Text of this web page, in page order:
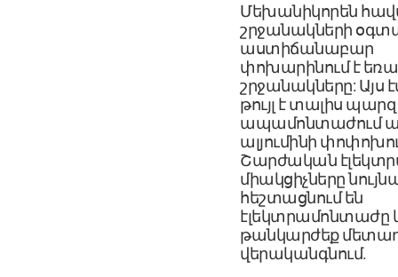
Մեխանիկորեն
շրջանակների
աստիճանաբար
փոխարինում է
շրջանակները: Այս
թույլ է տալիս պարզ
ապամոնտաժում
ալյումինի
Շարժական
միակցիչները
հեշտացնում են
էլեկտրամոնտաժը
թանկարժեք
վերականգնում.